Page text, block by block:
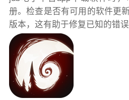
册。检查是否有可用的软件更
版本，这有助于修复已知的错